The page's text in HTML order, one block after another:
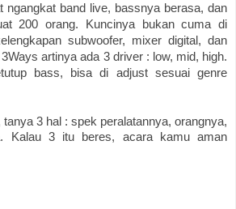
ngangkat band live, bassnya berasa, dan
200 orang. Kuncinya bukan cuma di
subwoofer, mixer digital, dan
3Ways artinya ada 3 driver : low, mid, high.
bass, bisa di adjust sesuai genre
3 hal : spek peralatannya, orangnya,
Kalau 3 itu beres, acara kamu aman